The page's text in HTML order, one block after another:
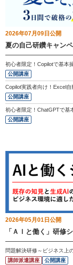
2026年07月09日公開
夏の自己研鑽キャン
初心者限定！Copilotで基本
公開講座
Copilot実践者向け！Excel
公開講座
初心者限定！ChatGPTで基
公開講座
2026年05月01日公開
「ＡＩと働く」研修
問題解決研修～ビジネス上
講師派遣講座
公開講座